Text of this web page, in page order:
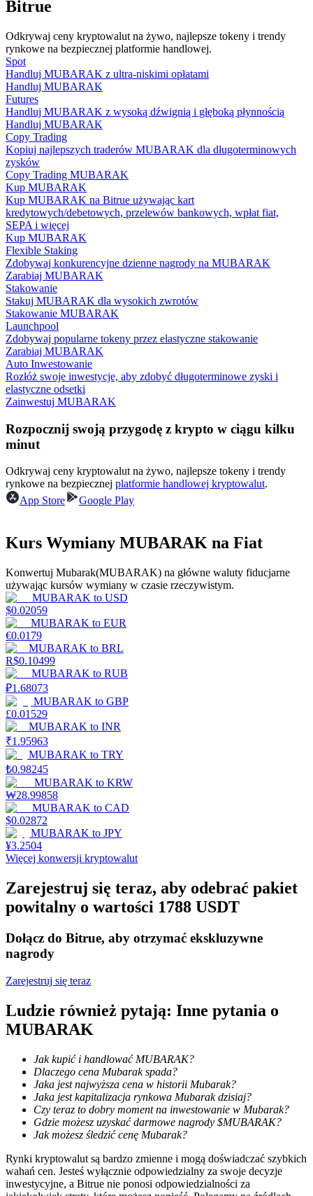
Strategie handlowe
Dowiedz się, jak zachować rentowność
Zarabiać
Mocna Świnka
Codziennie zdobywaj konkurencyjne nagrody
Stawianie
Wysokie zyski i natychmiastowy dostęp
Launchpool
Elastyczne stawianie zakładów, aby zarabiać na popularnych
tokenach
Blokady BTR
Ekskluzywne inwestycje dla posiadaczy BTR
Pożyczki
Usługa pożyczek wspieranych kryptowalutami
Bitrue
Odkrywaj ceny kryptowalut na żywo, najlepsze tokeny i trendy
rynkowe na bezpiecznej platformie handlowej.
Spot
Handluj MUBARAK z ultra-niskimi opłatami
Handluj MUBARAK
Futures
Handluj MUBARAK z wysoką dźwignią i głęboką płynnością
Handluj MUBARAK
Copy Trading
Kopiuj najlepszych traderów MUBARAK dla długoterminowych
zysków
Copy Trading MUBARAK
Kup MUBARAK
Kup MUBARAK na Bitrue używając kart
kredytowych/debetowych, przelewów bankowych, wpłat fiat,
SEPA i więcej
Kup MUBARAK
Flexible Staking
Zdobywaj konkurencyjne dzienne nagrody na MUBARAK
Zarabiaj MUBARAK
Stakowanie
Stakuj MUBARAK dla wysokich zwrotów
Stakowanie MUBARAK
Launchpool
Zdobywaj popularne tokeny przez elastyczne stakowanie
Zarabiaj MUBARAK
Auto Inwestowanie
Rozłóż swoje inwestycje, aby zdobyć długoterminowe zyski i
elastyczne odsetki
Zainwestuj MUBARAK
Rozpocznij swoją przygodę z krypto w ciągu kilku
minut
Odkrywaj ceny kryptowalut na żywo, najlepsze tokeny i trendy
rynkowe na bezpiecznej platformie handlowej kryptowalut.
App Store
Google Play
Kurs Wymiany MUBARAK na Fiat
Konwertuj Mubarak(MUBARAK) na główne waluty fiducjarne
używając kursów wymiany w czasie rzeczywistym.
MUBARAK to USD
$0.02059
MUBARAK to EUR
€0.0179
MUBARAK to BRL
R$0.10499
MUBARAK to RUB
₽1.68073
MUBARAK to GBP
£0.01529
MUBARAK to INR
₹1.95963
MUBARAK to TRY
₺0.98245
MUBARAK to KRW
₩28.99858
MUBARAK to CAD
$0.02872
MUBARAK to JPY
¥3.2504
Więcej konwersji kryptowalut
Zarejestruj się teraz, aby odebrać pakiet
powitalny o wartości 1788 USDT
Dołącz do Bitrue, aby otrzymać ekskluzywne
nagrody
Zarejestruj się teraz
Ludzie również pytają: Inne pytania o
MUBARAK
Jak kupić i handlować MUBARAK?
Dlaczego cena Mubarak spada?
Jaka jest najwyższa cena w historii Mubarak?
Jaka jest kapitalizacja rynkowa Mubarak dzisiaj?
Czy teraz to dobry moment na inwestowanie w Mubarak?
Gdzie możesz uzyskać darmowe nagrody $MUBARAK?
Jak możesz śledzić cenę Mubarak?
Rynki kryptowalut są bardzo zmienne i mogą doświadczać szybkich
wahań cen. Jesteś wyłącznie odpowiedzialny za swoje decyzje
inwestycyjne, a Bitrue nie ponosi odpowiedzialności za